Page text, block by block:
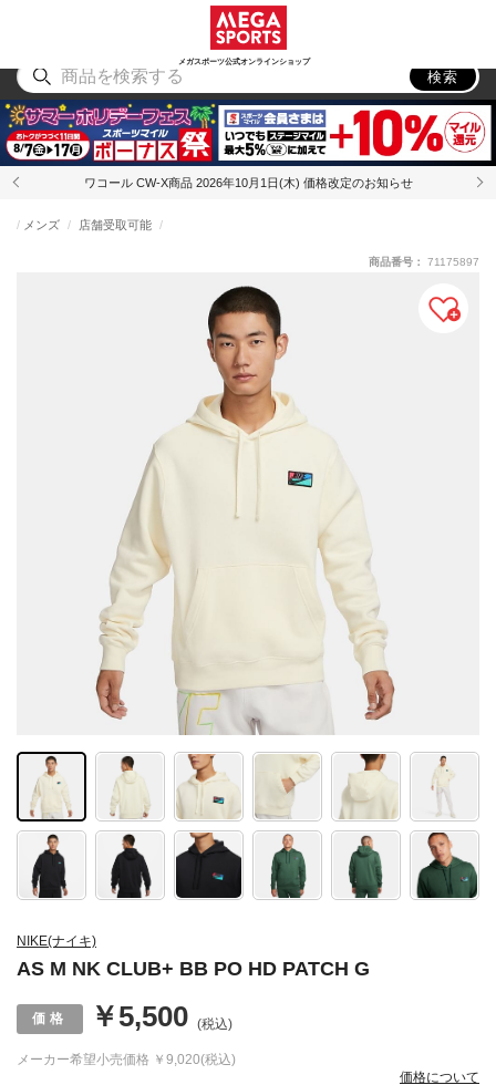
メガスポーツ公式オンラインショップ
アウトドア
検索
ワコール CW-X商品 2026年10月1日(木) 価格改定のお知らせ
NIKE(ナイキ)
AS M NK CLUB+ BB PO HD PATCH G
メンズ 店舗受取可能
メーカー希望小売価格 ￥9,020(税込)
￥5,500 (税込)
価格について
商品番号： 71175897